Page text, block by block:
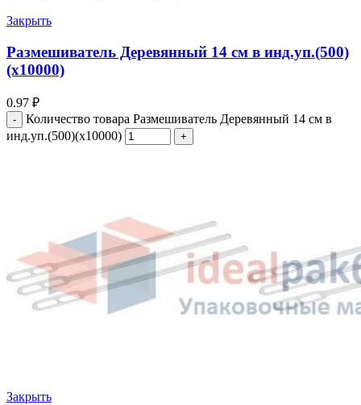
Закрыть
Размешиватель Деревянный 14 см в инд.уп.(500)
(х10000)
0.97 ₽
Количество товара Размешиватель Деревянный 14 см в
инд.уп.(500)(х10000)
Закрыть